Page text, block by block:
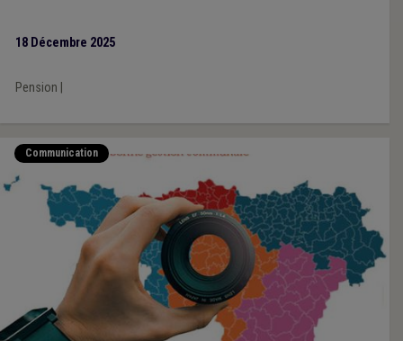
18 Décembre 2025
Pension
Communication